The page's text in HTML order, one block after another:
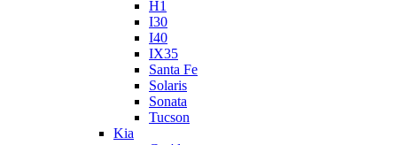
H1
I30
I40
IX35
Santa Fe
Solaris
Sonata
Tucson
Kia